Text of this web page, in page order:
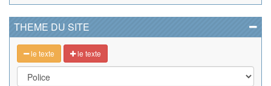
THEME DU SITE
le texte le texte